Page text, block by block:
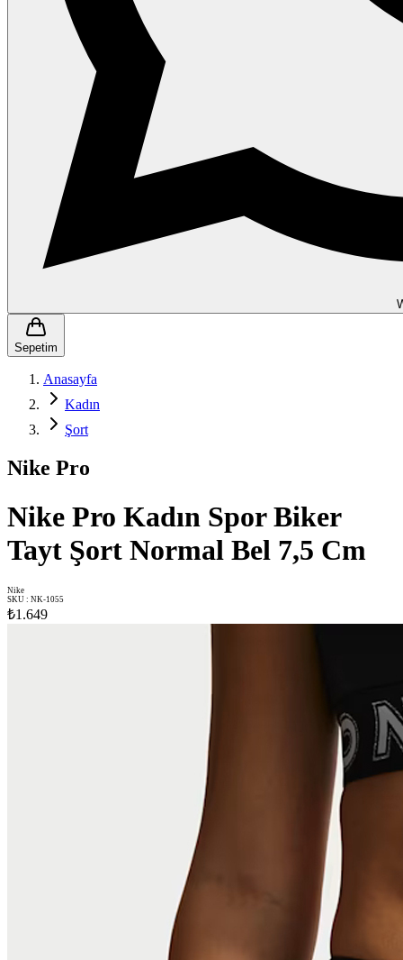
Sepetim
Anasayfa
Kadın
Şort
Nike Pro
Nike Pro Kadın Spor Biker
Tayt Şort Normal Bel 7,5 Cm
Nike
SKU : NK-1055
₺1.649